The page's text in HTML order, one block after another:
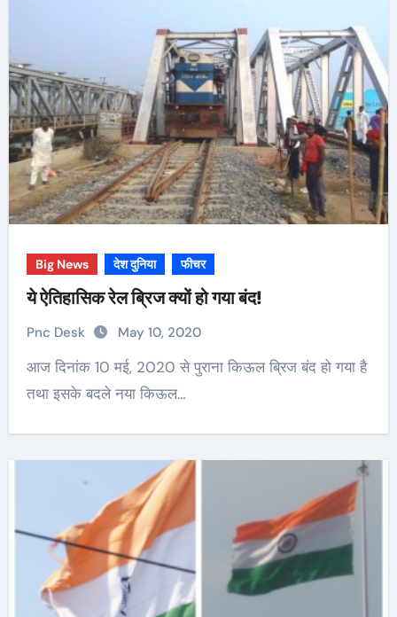
Big News देश दुनिया फीचर
ये ऐतिहासिक रेल ब्रिज क्यों हो गया बंद!
Pnc Desk May 10, 2020
आज दिनांक 10 मई, 2020 से पुराना किऊल ब्रिज बंद हो गया है
तथा इसके बदले नया किऊल…